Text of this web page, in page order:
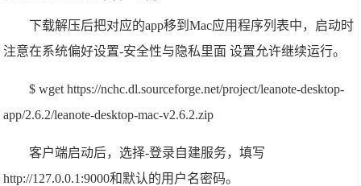
下载解压后把对应的app移到Mac应用程序列表中，启动时
注意在系统偏好设置-安全性与隐私里面 设置允许继续运行。
$ wget https://nchc.dl.sourceforge.net/project/leanote-desktop-
app/2.6.2/leanote-desktop-mac-v2.6.2.zip
客户端启动后，选择-登录自建服务，填写
http://127.0.0.1:9000和默认的用户名密码。